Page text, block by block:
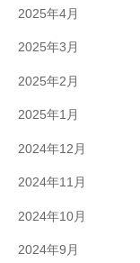
2025年4月
2025年3月
2025年2月
2025年1月
2024年12月
2024年11月
2024年10月
2024年9月